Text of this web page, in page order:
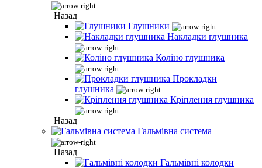
Назад
Глушники
Накладки глушника
Коліно глушника
Прокладки
глушника
Кріплення глушника
Назад
Гальмівна система
Назад
Гальмівні колодки